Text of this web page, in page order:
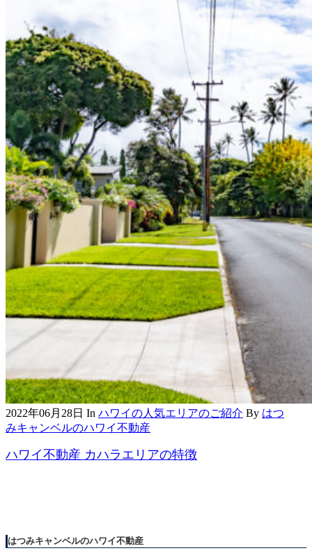
2022年06月28日 In ハワイの人気エリアのご紹介 By はつ
みキャンベルのハワイ不動産
ハワイ不動産 カハラエリアの特徴
はつみキャンベルのハワイ不動産